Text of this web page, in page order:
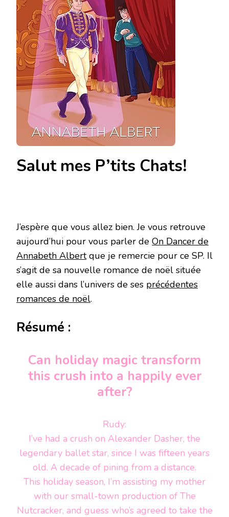
Salut mes P’tits Chats!
J’espère que vous allez bien. Je vous retrouve
aujourd’hui pour vous parler de On Dancer de
Annabeth Albertque je remercie pour ce SP. Il
s’agit de sa nouvelle romance de noël située
elle aussi dans l’univers de ses précédentes
romances de noël.
Résumé :
Can holiday magic transform
this crush into a happily ever
after?
Rudy:
I’ve had a crush on Alexander Dasher, the
legendary ballet star, since I was fifteen years
old. A decade of pining from a distance.
This holiday season, I’m assisting my mother
with our small-town production of The
Nutcracker, and guess who’s agreed to take the